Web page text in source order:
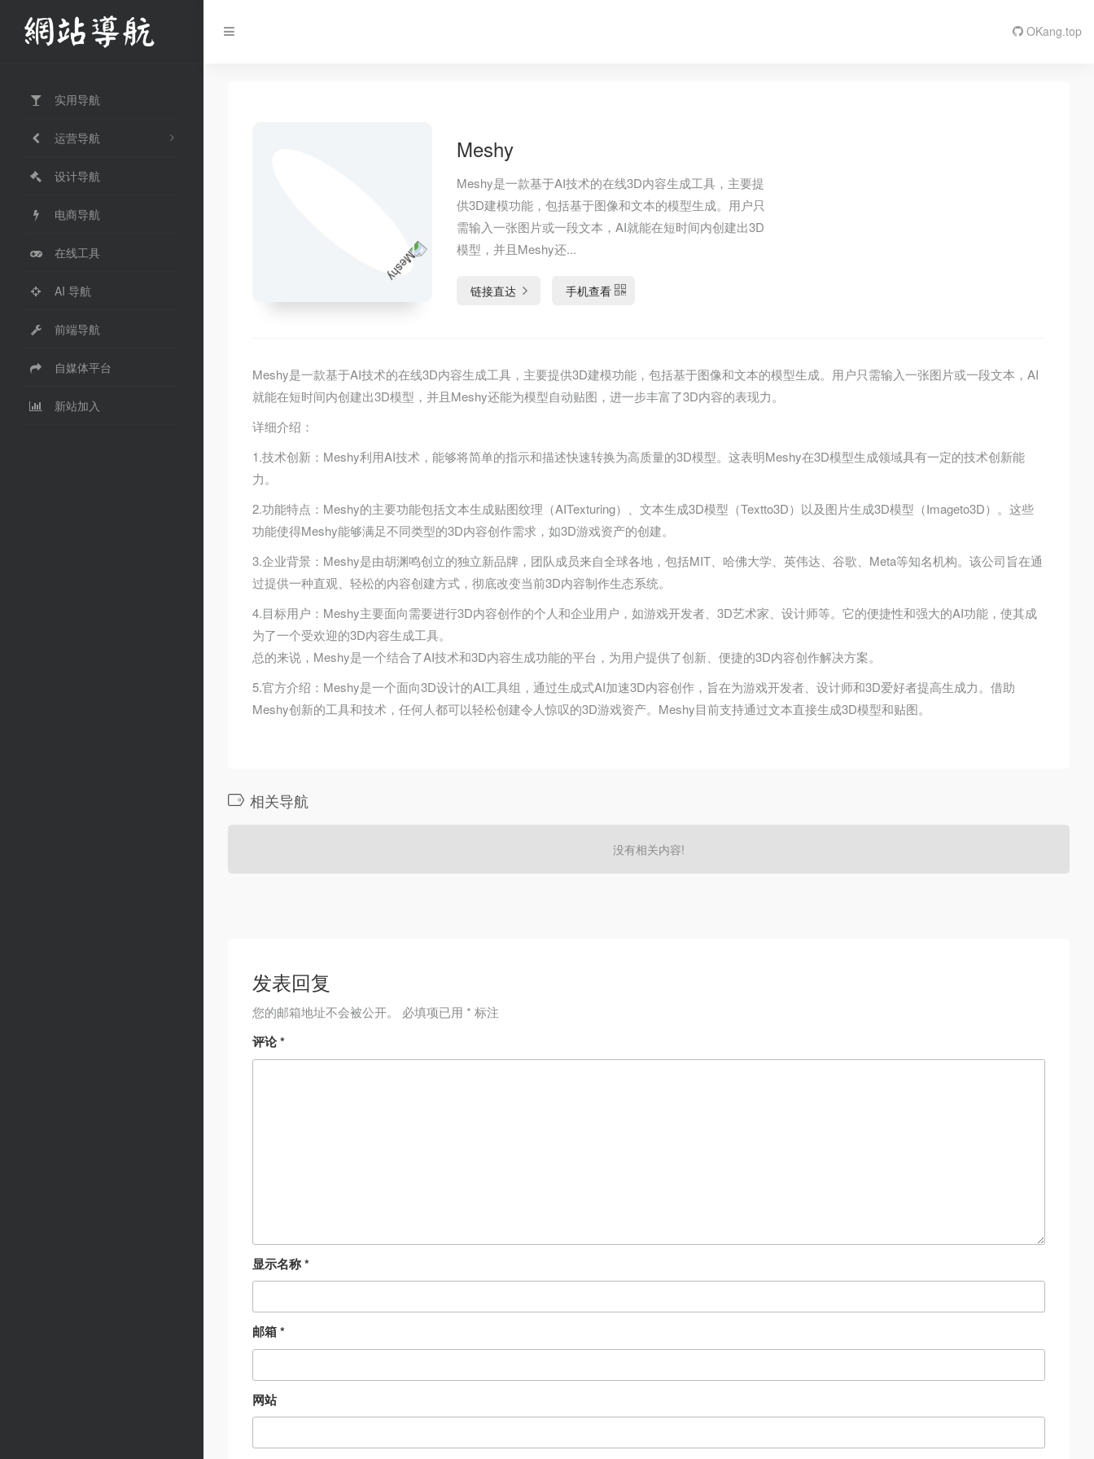
实用导航
运营导航
设计导航
电商导航
在线工具
AI 导航
前端导航
自媒体平台
新站加入
OKang.top
Meshy
Meshy是一款基于AI技术的在线3D内容生成工具，主要提
供3D建模功能，包括基于图像和文本的模型生成。用户只
需输入一张图片或一段文本，AI就能在短时间内创建出3D
模型，并且Meshy还...
链接直达 手机查看
Meshy是一款基于AI技术的在线3D内容生成工具，主要提供3D建模功能，包括基于图像和文本的模型生成。用户只需输入一张图片或一段文本，AI
就能在短时间内创建出3D模型，并且Meshy还能为模型自动贴图，进一步丰富了3D内容的表现力。
详细介绍：
1.技术创新：Meshy利用AI技术，能够将简单的指示和描述快速转换为高质量的3D模型。这表明Meshy在3D模型生成领域具有一定的技术创新能
力。
2.功能特点：Meshy的主要功能包括文本生成贴图纹理（AITexturing）、文本生成3D模型（Textto3D）以及图片生成3D模型（Imageto3D）。这些
功能使得Meshy能够满足不同类型的3D内容创作需求，如3D游戏资产的创建。
3.企业背景：Meshy是由胡渊鸣创立的独立新品牌，团队成员来自全球各地，包括MIT、哈佛大学、英伟达、谷歌、Meta等知名机构。该公司旨在通
过提供一种直观、轻松的内容创建方式，彻底改变当前3D内容制作生态系统。
4.目标用户：Meshy主要面向需要进行3D内容创作的个人和企业用户，如游戏开发者、3D艺术家、设计师等。它的便捷性和强大的AI功能，使其成
为了一个受欢迎的3D内容生成工具。
总的来说，Meshy是一个结合了AI技术和3D内容生成功能的平台，为用户提供了创新、便捷的3D内容创作解决方案。
5.官方介绍：Meshy是一个面向3D设计的AI工具组，通过生成式AI加速3D内容创作，旨在为游戏开发者、设计师和3D爱好者提高生成力。借助
Meshy创新的工具和技术，任何人都可以轻松创建令人惊叹的3D游戏资产。Meshy目前支持通过文本直接生成3D模型和贴图。
相关导航
没有相关内容!
发表回复
您的邮箱地址不会被公开。 必填项已用 * 标注
评论*
显示名称*
邮箱*
网站